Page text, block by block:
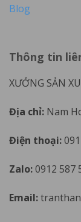
Blog
Thông tin
XƯỞNG SẢN
Địa chỉ: Nam
Điện thoại:
Zalo:0912 587
Email: